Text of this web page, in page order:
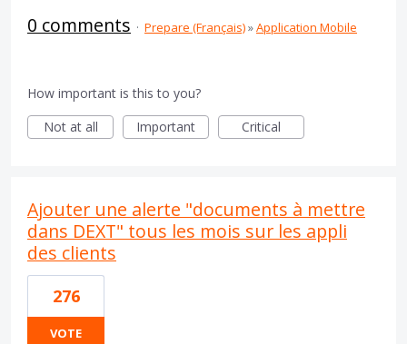
0 comments · Prepare (Français)»Application Mobile
How important is this to you?
Not at all
Important Critical
Ajouter une alerte "documents à mettre
dans DEXT" tous les mois sur les appli
des clients
276
VOTE